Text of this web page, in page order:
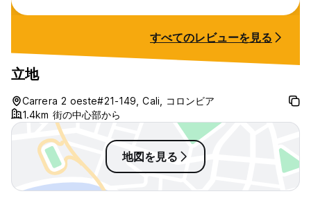
すべてのレビューを見る
立地
Carrera 2 oeste#21-149, Cali, コロンビア
1.4km 街の中心部から
地図を見る